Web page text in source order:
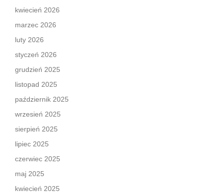
kwiecień 2026
marzec 2026
luty 2026
styczeń 2026
grudzień 2025
listopad 2025
październik 2025
wrzesień 2025
sierpień 2025
lipiec 2025
czerwiec 2025
maj 2025
kwiecień 2025